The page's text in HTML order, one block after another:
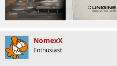
NomexX
Enthusiast